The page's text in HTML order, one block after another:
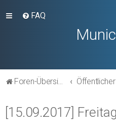
FAQ
Foren-Übersicht
[15.09.2017]